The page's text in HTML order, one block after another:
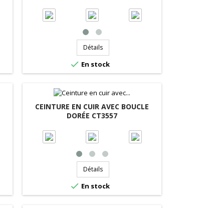
Détails
 En stock
CEINTURE EN CUIR AVEC BOUCLE
DORÉE CT3557
Détails
 En stock